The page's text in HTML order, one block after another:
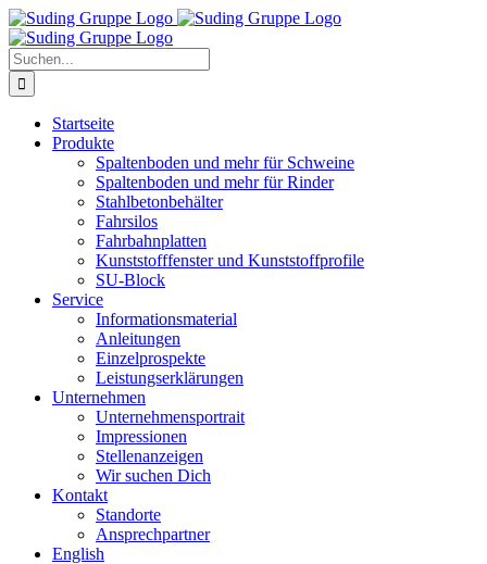
Zum
Inhalt
springen
Suche
nach:
Startseite
Produkte
Spaltenboden und mehr für Schweine
Spaltenboden und mehr für Rinder
Stahlbetonbehälter
Fahrsilos
Fahrbahnplatten
Kunststofffenster und Kunststoffprofile
SU-Block
Service
Informationsmaterial
Anleitungen
Einzelprospekte
Leistungserklärungen
Unternehmen
Unternehmensportrait
Impressionen
Stellenanzeigen
Wir suchen Dich
Kontakt
Standorte
Ansprechpartner
English